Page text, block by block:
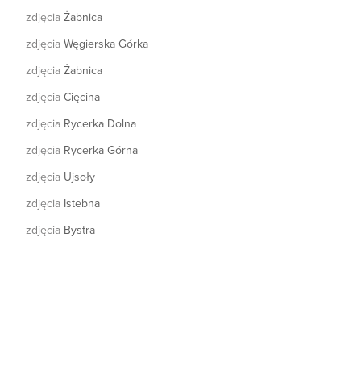
zdjęcia Żabnica
zdjęcia Węgierska Górka
zdjęcia Żabnica
zdjęcia Cięcina
zdjęcia Rycerka Dolna
zdjęcia Rycerka Górna
zdjęcia Ujsoły
zdjęcia Istebna
zdjęcia Bystra